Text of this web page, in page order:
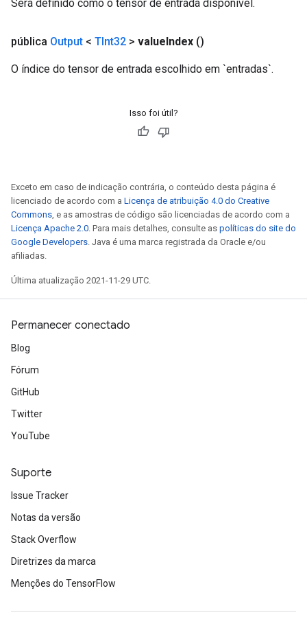
Será definido como o tensor de entrada disponível.
pública Output < TInt32 > valueIndex ()
O índice do tensor de entrada escolhido em `entradas`.
Isso foi útil?
Exceto em caso de indicação contrária, o conteúdo desta página é
licenciado de acordo com a Licença de atribuição 4.0 do Creative
Commons, e as amostras de código são licenciadas de acordo com a
Licença Apache 2.0. Para mais detalhes, consulte as políticas do site do
Google Developers. Java é uma marca registrada da Oracle e/ou
afiliadas.
Última atualização 2021-11-29 UTC.
Permanecer conectado
Blog
Fórum
GitHub
Twitter
YouTube
Suporte
Issue Tracker
Notas da versão
Stack Overflow
Diretrizes da marca
Menções do TensorFlow